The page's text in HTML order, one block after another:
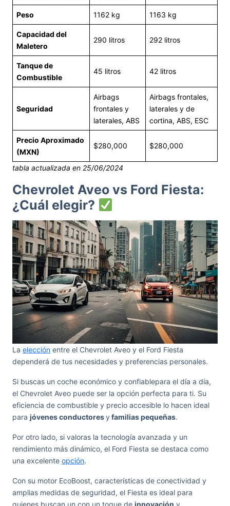
Peso 1162 kg 1163 kg
Capacidad del
Maletero
290 litros 292 litros
Tanque de
Combustible
45 litros 42 litros
Seguridad
Airbags
frontales y
laterales, ABS
Airbags frontales,
laterales y de
cortina, ABS, ESC
Precio Aproximado
(MXN)
$280,000 $280,000
tabla actualizada en 25/06/2024
Chevrolet Aveo vs Ford Fiesta:
¿Cuál elegir?
La elección entre el Chevrolet Aveo y el Ford Fiesta
dependerá de tus necesidades y preferencias personales.
Si buscas un coche económico y confiablepara el día a día,
el Chevrolet Aveo puede ser la opción perfecta para ti. Su
eficiencia de combustible y precio accesible lo hacen ideal
para jóvenes conductoresyfamilias pequeñas.
Por otro lado, si valoras la tecnología avanzada y un
rendimiento más dinámico, el Ford Fiesta se destaca como
una excelente opción.
Con su motor EcoBoost, características de conectividad y
amplias medidas de seguridad, el Fiesta es ideal para
quienes buscan un con un toque de innovación y